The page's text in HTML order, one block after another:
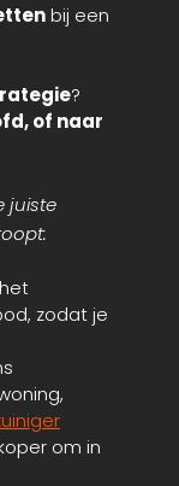
bij een
?
of naar
juiste
zodat je
om in